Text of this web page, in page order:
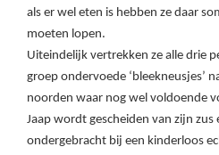
als er wel eten is hebben ze daar
moeten lopen.
Uiteindelijk vertrekken ze alle drie
groep ondervoede ‘bleekneusjes’
noorden waar nog wel voldoende
Jaap wordt gescheiden van zijn zus
ondergebracht bij een kinderloos